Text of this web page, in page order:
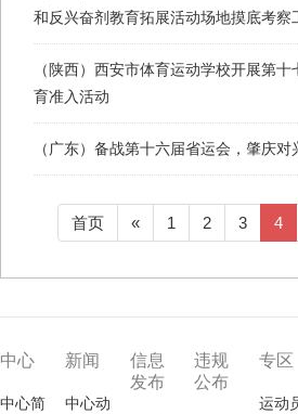
和反兴奋剂教育拓展活动场地摸底考察
（陕西）西安市体育运动学校开展第
育准入活动
（广东）备战第十六届省运会，肇庆对
首页 « 1 2 3 4
中心
中心简
新闻
中心动
信息
发布
违规
公布
专区
运动